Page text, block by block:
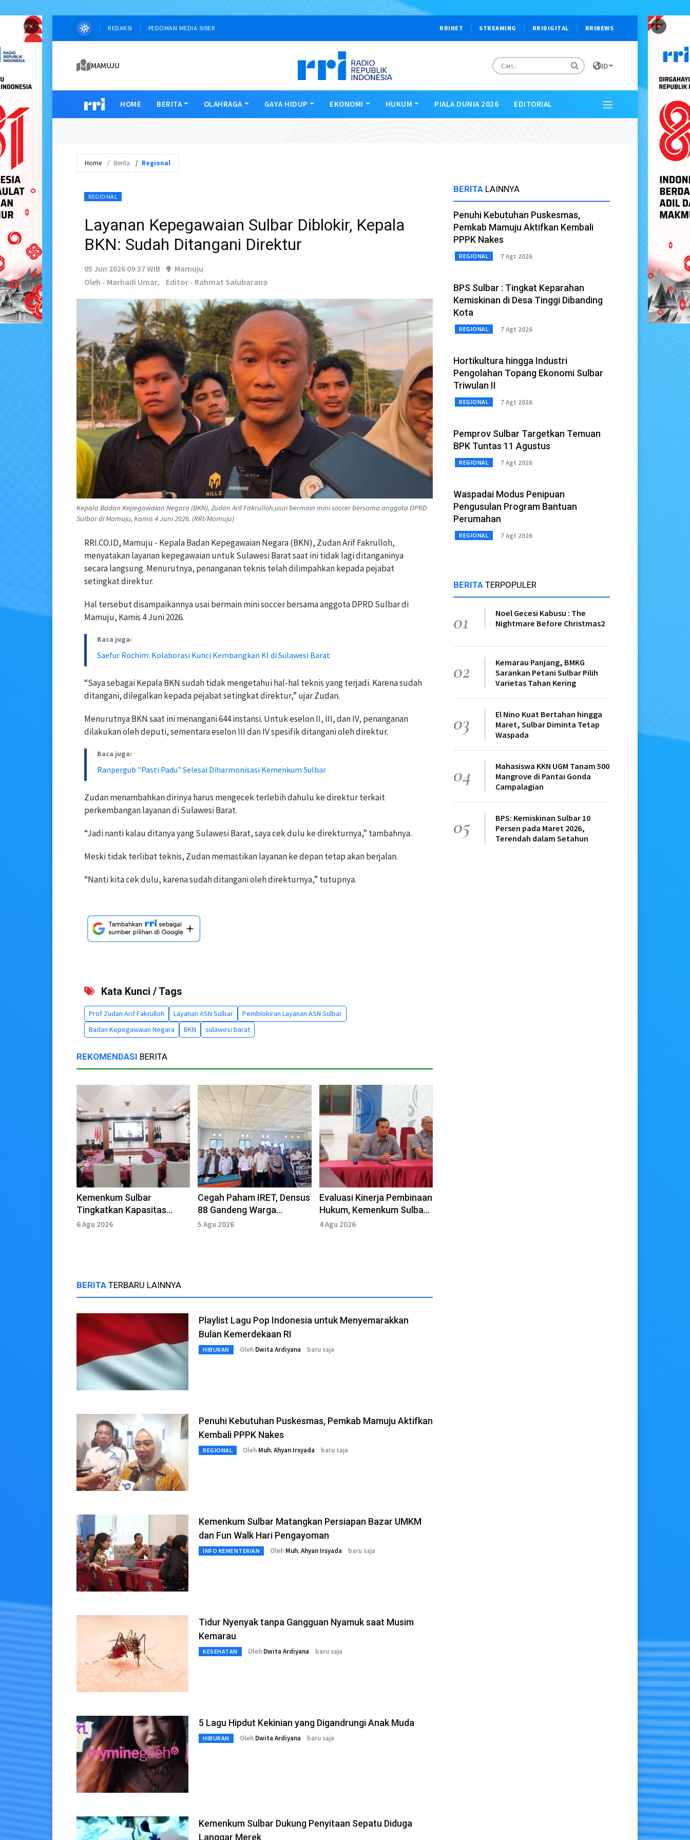
× ×
REDAKSI PEDOMAN MEDIA SIBER RRINET STREAMING RRIDIGITAL RRINEWS
MAMUJU ID
HOME BERITA OLAHRAGA GAYA HIDUP EKONOMI HUKUM PIALA DUNIA 2026 EDITORIAL
Home Berita Regional
REGIONAL
Layanan Kepegawaian Sulbar Diblokir, Kepala
BKN: Sudah Ditangani Direktur
05 Jun 2026 09:37 WIB
Mamuju
Oleh - Marhadi Umar,
Editor - Rahmat Salubarana
Kepala Badan Kepegawaian Negara (BKN), Zudan Arif Fakrulloh,usai bermain mini soccer bersama anggota DPRD
Sulbar di Mamuju, Kamis 4 Juni 2026. (RRI/Mamuju)
RRI.CO.ID, Mamuju - Kepala Badan Kepegawaian Negara (BKN), Zudan Arif Fakrulloh,
menyatakan layanan kepegawaian untuk Sulawesi Barat saat ini tidak lagi ditanganinya
secara langsung. Menurutnya, penanganan teknis telah dilimpahkan kepada pejabat
setingkat direktur.
Hal tersebut disampaikannya usai bermain mini soccer bersama anggota DPRD Sulbar di
Mamuju, Kamis 4 Juni 2026.
Baca juga:
Saefur Rochim: Kolaborasi Kunci Kembangkan KI di Sulawesi Barat
“Saya sebagai Kepala BKN sudah tidak mengetahui hal-hal teknis yang terjadi. Karena sudah
ditangani, dilegalkan kepada pejabat setingkat direktur,” ujar Zudan.
Menurutnya BKN saat ini menangani 644 instansi. Untuk eselon II, III, dan IV, penanganan
dilakukan oleh deputi, sementara eselon III dan IV spesifik ditangani oleh direktur.
Baca juga:
Ranpergub "Pasti Padu" Selesai Diharmonisasi Kemenkum Sulbar
Zudan menambahkan dirinya harus mengecek terlebih dahulu ke direktur terkait
perkembangan layanan di Sulawesi Barat.
“Jadi nanti kalau ditanya yang Sulawesi Barat, saya cek dulu ke direkturnya,” tambahnya.
Meski tidak terlibat teknis, Zudan memastikan layanan ke depan tetap akan berjalan.
“Nanti kita cek dulu, karena sudah ditangani oleh direkturnya,” tutupnya.
Kata Kunci / Tags
Prof Zudan Arif Fakrulloh Layanan ASN Sulbar
Pemblokiran Layanan ASN Sulbar
Badan Kepegawaian Negara
BKN sulawesi barat
REKOMENDASI BERITA
Kemenkum Sulbar
Tingkatkan Kapasitas
Analis Hukum Lewat
6 Agu 2026
Cegah Paham IRET, Densus
88 Gandeng Warga
Mehalaan Mamasa
5 Agu 2026
Evaluasi Kinerja Pembinaan
Hukum, Kemenkum Sulbar
Peroleh Nilai 100
4 Agu 2026
BERITA TERBARU LAINNYA
Playlist Lagu Pop Indonesia untuk Menyemarakkan
Bulan Kemerdekaan RI
HIBURAN Oleh Dwita Ardiyana baru saja
Penuhi Kebutuhan Puskesmas, Pemkab Mamuju Aktifkan
Kembali PPPK Nakes
REGIONAL Oleh Muh. Ahyan Irsyada baru saja
Kemenkum Sulbar Matangkan Persiapan Bazar UMKM
dan Fun Walk Hari Pengayoman
INFO KEMENTERIAN Oleh Muh. Ahyan Irsyada baru saja
Tidur Nyenyak tanpa Gangguan Nyamuk saat Musim
Kemarau
KESEHATAN Oleh Dwita Ardiyana baru saja
5 Lagu Hipdut Kekinian yang Digandrungi Anak Muda
HIBURAN Oleh Dwita Ardiyana baru saja
Kemenkum Sulbar Dukung Penyitaan Sepatu Diduga
Langgar Merek
BERITA LAINNYA
Penuhi Kebutuhan Puskesmas,
Pemkab Mamuju Aktifkan Kembali
PPPK Nakes
REGIONAL 7 Agt 2026
BPS Sulbar : Tingkat Keparahan
Kemiskinan di Desa Tinggi Dibanding
Kota
REGIONAL 7 Agt 2026
Hortikultura hingga Industri
Pengolahan Topang Ekonomi Sulbar
Triwulan II
REGIONAL 7 Agt 2026
Pemprov Sulbar Targetkan Temuan
BPK Tuntas 11 Agustus
REGIONAL 7 Agt 2026
Waspadai Modus Penipuan
Pengusulan Program Bantuan
Perumahan
REGIONAL 7 Agt 2026
BERITA TERPOPULER
01
Noel Gecesi Kabusu : The
Nightmare Before Christmas2
02
Kemarau Panjang, BMKG
Sarankan Petani Sulbar Pilih
Varietas Tahan Kering
03
El Nino Kuat Bertahan hingga
Maret, Sulbar Diminta Tetap
Waspada
04
Mahasiswa KKN UGM Tanam 500
Mangrove di Pantai Gonda
Campalagian
05
BPS: Kemiskinan Sulbar 10
Persen pada Maret 2026,
Terendah dalam Setahun